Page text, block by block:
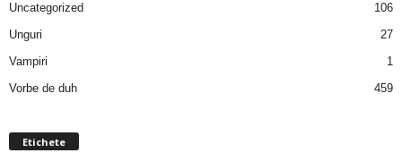
Uncategorized
106
Unguri
27
Vampiri
1
Vorbe de duh
459
Etichete